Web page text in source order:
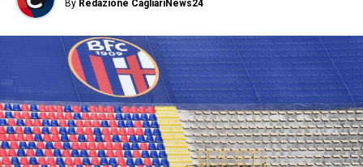
By Redazione CagliariNews24